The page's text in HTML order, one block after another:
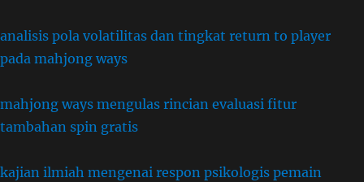
analisis pola volatilitas dan tingkat return to player
pada mahjong ways
mahjong ways mengulas rincian evaluasi fitur
tambahan spin gratis
kajian ilmiah mengenai respon psikologis pemain